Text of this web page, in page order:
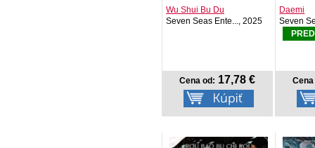
Wu Shui Bu Du
Seven Seas Ente..., 2025
Cena od: 17,78 €
Daemi
Seven